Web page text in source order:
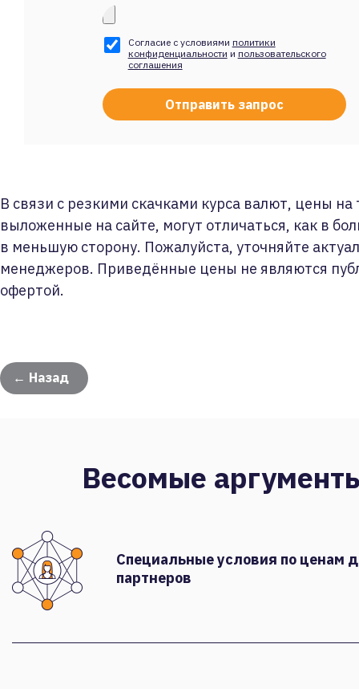
Согласие с условиями политики
конфиденциальности и пользовательского
соглашения
В связи с резкими скачками курса валют, цены на
выложенные на сайте, могут отличаться, как в
в меньшую сторону. Пожалуйста, уточняйте
менеджеров. Приведённые цены не являются
офертой.
← Назад
Весомые
Специальные условия по ценам
партнеров